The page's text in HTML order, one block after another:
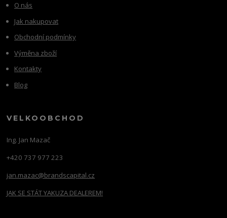
O nás
Jak nakupovat
Obchodní podmínky
Výměna zboží
Kontakty
Blog
VELKOOBCHOD
Ing. Jan Mazač
+420 737 977 223
jan.mazac@brandscapital.cz
JAK SE STÁT YAKUZA DEALEREM!